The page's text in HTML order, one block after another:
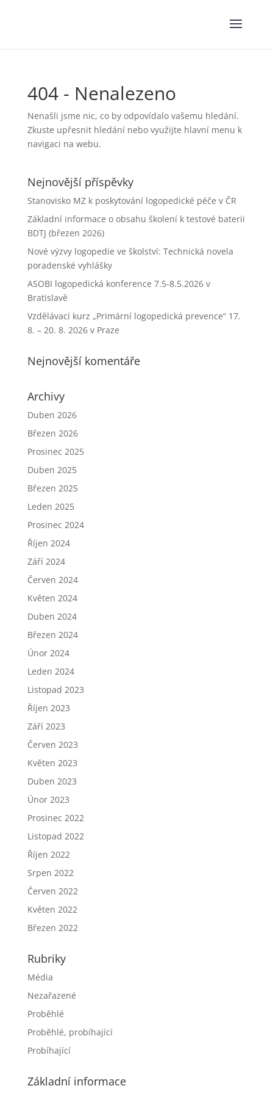
404 - Nenalezeno
Nenašli jsme nic, co by odpovídalo vašemu hledání.
Zkuste upřesnit hledání nebo využijte hlavní menu k
navigaci na webu.
Nejnovější příspěvky
Stanovisko MZ k poskytování logopedické péče v ČR
Základní informace o obsahu školení k testové baterii
BDTJ (březen 2026)
Nové výzvy logopedie ve školství: Technická novela
poradenské vyhlášky
ASOBI logopedická konference 7.5-8.5.2026 v
Bratislavě
Vzdělávací kurz „Primární logopedická prevence“ 17.
8. – 20. 8. 2026 v Praze
Nejnovější komentáře
Archivy
Duben 2026
Březen 2026
Prosinec 2025
Duben 2025
Březen 2025
Leden 2025
Prosinec 2024
Říjen 2024
Září 2024
Červen 2024
Květen 2024
Duben 2024
Březen 2024
Únor 2024
Leden 2024
Listopad 2023
Říjen 2023
Září 2023
Červen 2023
Květen 2023
Duben 2023
Únor 2023
Prosinec 2022
Listopad 2022
Říjen 2022
Srpen 2022
Červen 2022
Květen 2022
Březen 2022
Rubriky
Média
Nezařazené
Proběhlé
Proběhlé, probíhající
Probíhající
Základní informace